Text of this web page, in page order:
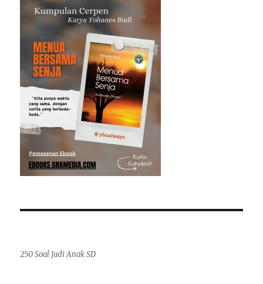
250 Soal Jadi Anak SD